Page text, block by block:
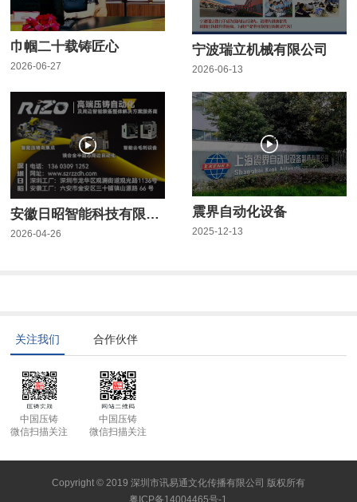
巾帼二十载铸匠心
2026-06-27
宁波瑞立机械有限公司
2026-06-13
安徽日昭智能科技有限公司
2026-04-26
震界自动化设备
2025-12-13
关注我们 合作伙伴
中国压铸
微信扫描关注
中国压铸
微信扫描关注
Copyright © 2019 深圳市讯易通文化传播有限公司 版权所有
粤ICP备14004465号-1